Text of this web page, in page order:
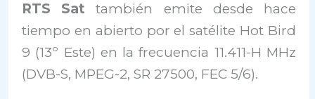
RTS Sat también emite desde hace
tiempo en abierto por el satélite Hot Bird
9 (13º Este) en la frecuencia 11.411-H MHz
(DVB-S, MPEG-2, SR 27500, FEC 5/6).